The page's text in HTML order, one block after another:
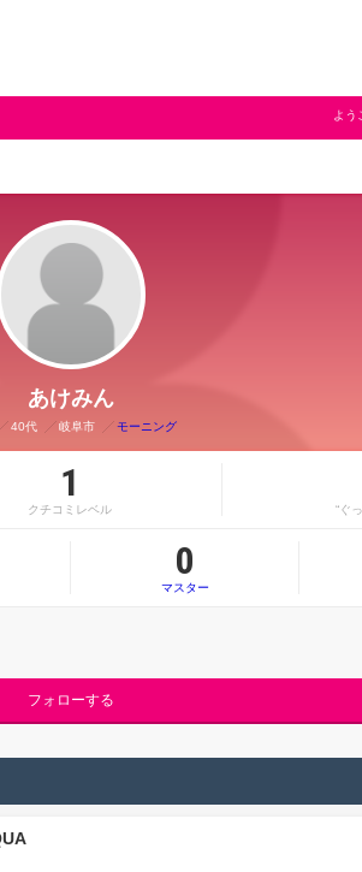
よう
あけみん
40代 岐阜市 モーニング
1
クチコミレベル “ぐ
0
マスター
フォローする